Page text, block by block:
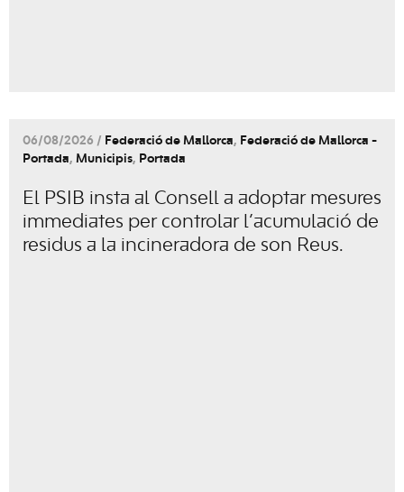
06/08/2026 / Federació de Mallorca, Federació de Mallorca -
Portada, Municipis, Portada
El PSIB insta al Consell a adoptar mesures
immediates per controlar l’acumulació de
residus a la incineradora de son Reus.